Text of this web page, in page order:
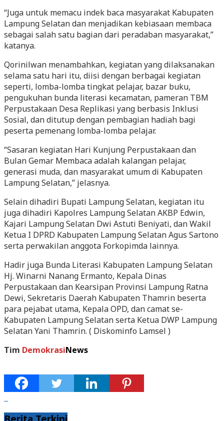
“Juga untuk memacu indek baca masyarakat Kabupaten
Lampung Selatan dan menjadikan kebiasaan membaca
sebagai salah satu bagian dari peradaban masyarakat,”
katanya.
Qorinilwan menambahkan, kegiatan yang dilaksanakan
selama satu hari itu, diisi dengan berbagai kegiatan
seperti, lomba-lomba tingkat pelajar, bazar buku,
pengukuhan bunda literasi kecamatan, pameran TBM
Perpustakaan Desa Replikasi yang berbasis Inklusi
Sosial, dan ditutup dengan pembagian hadiah bagi
peserta pemenang lomba-lomba pelajar.
“Sasaran kegiatan Hari Kunjung Perpustakaan dan
Bulan Gemar Membaca adalah kalangan pelajar,
generasi muda, dan masyarakat umum di Kabupaten
Lampung Selatan,” jelasnya.
Selain dihadiri Bupati Lampung Selatan, kegiatan itu
juga dihadiri Kapolres Lampung Selatan AKBP Edwin,
Kajari Lampung Selatan Dwi Astuti Beniyati, dan Wakil
Ketua I DPRD Kabupaten Lampung Selatan Agus Sartono
serta perwakilan anggota Forkopimda lainnya.
Hadir juga Bunda Literasi Kabupaten Lampung Selatan
Hj. Winarni Nanang Ermanto, Kepala Dinas
Perpustakaan dan Kearsipan Provinsi Lampung Ratna
Dewi, Sekretaris Daerah Kabupaten Thamrin beserta
para pejabat utama, Kepala OPD, dan camat se-
Kabupaten Lampung Selatan serta Ketua DWP Lampung
Selatan Yani Thamrin. ( Diskominfo Lamsel )
Tim DemokrasiNews